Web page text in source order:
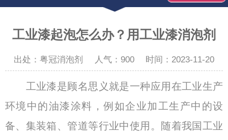
工业漆起泡怎么办？用工业漆消泡剂
出处：粤冠消泡剂 人气： 900 时间：2023-11-20
工业漆是顾名思义就是一种应用在工业生产
环境中的油漆涂料，例如企业加工生产中的设
备、集装箱、管道等行业中使用。随着我国工业